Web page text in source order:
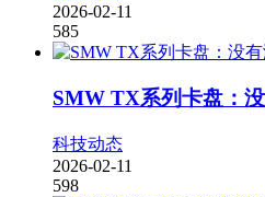
2026-02-11
585
SMW TX系列卡盘：
科技动态
2026-02-11
598